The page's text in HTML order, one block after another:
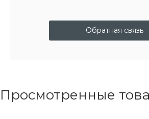
Обратная связь
Просмотренные